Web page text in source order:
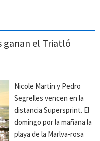
ganan el Triatló
Nicole Martin y Pedro
Segrelles vencen en la
distancia Supersprint. El
domingo por la mañana la
playa de la Marlva-rosa